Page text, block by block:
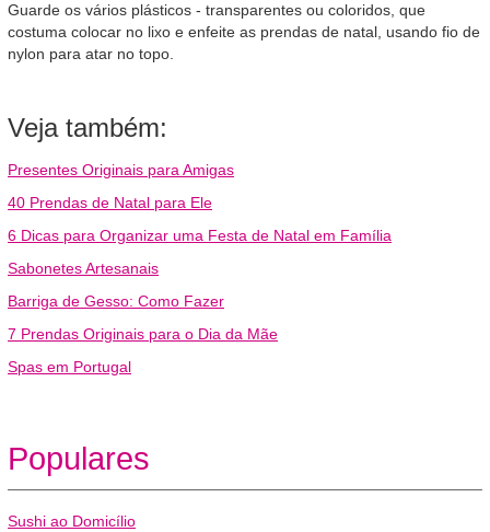
Guarde os vários plásticos - transparentes ou coloridos, que
costuma colocar no lixo e enfeite as prendas de natal, usando fio de
nylon para atar no topo.
Veja também:
Presentes Originais para Amigas
40 Prendas de Natal para Ele
6 Dicas para Organizar uma Festa de Natal em Família
Sabonetes Artesanais
Barriga de Gesso: Como Fazer
7 Prendas Originais para o Dia da Mãe
Spas em Portugal
Populares
Sushi ao Domicílio